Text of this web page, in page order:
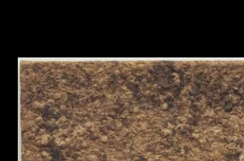
M+藏品
进一步筛选